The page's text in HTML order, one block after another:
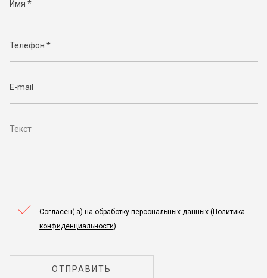
Согласен(-а) на обработку персональных данных (Политика
конфиденциальности)
ОТПРАВИТЬ